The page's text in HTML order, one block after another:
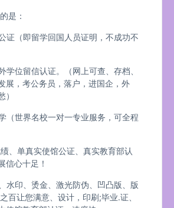
是：
证（即留学回国人员证明，不成功不
位留信认证。（网上可查、存档、
展，考公务员，落户，进国企，外
）
（世界名校一对一专业服务，可全程
、单真实使馆公证、真实教育部认
信心十足！
水印、烫金、激光防伪、凹凸版、版
百让您满意、设计，印刷;毕业.证、